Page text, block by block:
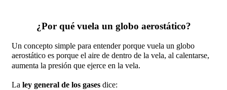
¿Por qué vuela un globo aerostático?
Un concepto simple para entender porque vuela un globo
aerostático es porque el aire de dentro de la vela, al calentarse,
aumenta la presión que ejerce en la vela.
La ley general de los gases dice: